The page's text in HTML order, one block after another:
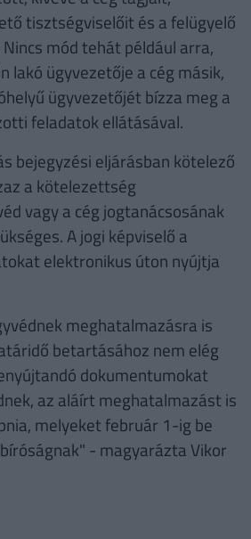
tisztségviselőit és a felügyelő
mód tehát például arra,
lakó ügyvezetője a cég másik,
ügyvezetőjét bízza meg a
feladatok ellátásával.
bejegyzési eljárásban kötelező
a kötelezettség
vagy a cég jogtanácsosának
A jogi képviselő a
elektronikus úton nyújtja
meghatalmazásra is
betartásához nem elég
dokumentumokat
az aláírt meghatalmazást is
melyeket február 1-ig be
- magyarázta Vikor